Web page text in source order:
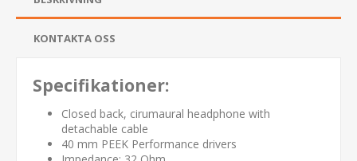
KONTAKTA OSS
Specifikationer:
Closed back, cirumaural headphone with
detachable cable
40 mm PEEK Performance drivers